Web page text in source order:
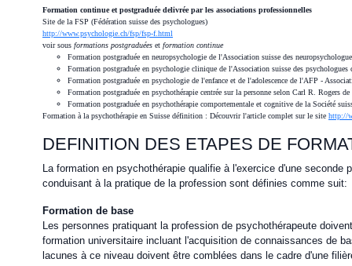
Formation continue et postgraduée delivrée par les associations professionnelles
Site de la FSP (Fédération suisse des psychologues)
http://www.psychologie.ch/fsp/fsp-f.html
voir sous formations postgraduées et formation continue
Formation postgraduée en neuropsychologie de l'Association suisse des
Formation postgraduée en psychologie clinique de l'Association suisse des
Formation postgraduée en psychologie de l'enfance et de l'adolescence de l'AFP -
Formation postgraduée en psychothérapie centrée sur la personne selon Carl R. Rogers
Formation postgraduée en psychothérapie comportementale et cognitive de la Société
Formation à la psychothérapie en Suisse définition : Découvrir l'article complet sur le site http://
DEFINITION DES ETAPES DE
La formation en psychothérapie qualifie à l'exercice d'une
conduisant à la pratique de la profession sont définies comme suit:
Formation de base
Les personnes pratiquant la profession de psychothérapeute
formation universitaire incluant l'acquisition de connaissances de
lacunes à ce niveau doivent être comblées dans le cadre d'une